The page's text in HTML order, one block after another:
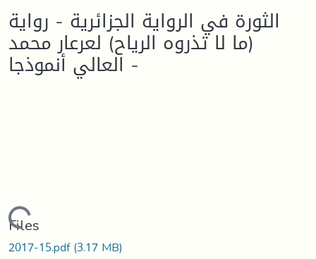
الثورة في الرواية الجزائرية - رواية
(ما لا تذروه الرياح) لعرعار محمد
العالي أنموذجا -
Loading...
Files
2017-15.pdf(3.17 MB)